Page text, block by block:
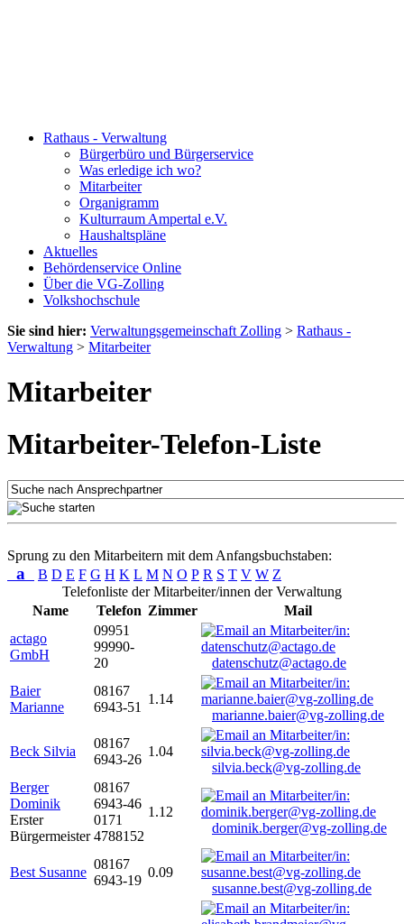
Rathaus - Verwaltung
Bürgerbüro und Bürgerservice
Was erledige ich wo?
Mitarbeiter
Organigramm
Kulturraum Ampertal e.V.
Haushaltspläne
Aktuelles
Behördenservice Online
Über die VG-Zolling
Volkshochschule
Sie sind hier: Verwaltungsgemeinschaft Zolling > Rathaus -
Verwaltung > Mitarbeiter
Mitarbeiter
Mitarbeiter-Telefon-Liste
Sprung zu den Mitarbeitern mit dem Anfangsbuchstaben:
a B D E F G H K L M N O P R S T V W Z
Telefonliste der Mitarbeiter/innen der Verwaltung
Name
Telefon Zimmer
Mail
actago
GmbH
09951
99990-
20
datenschutz@actago.de
Baier
Marianne
08167
6943-51
1.14
marianne.baier@vg-zolling.de
Beck Silvia
08167
6943-26
1.04
silvia.beck@vg-zolling.de
Berger
Dominik
Erster
Bürgermeister
08167
6943-46
0171
4788152
1.12
dominik.berger@vg-zolling.de
Best Susanne
08167
6943-19
0.09
susanne.best@vg-zolling.de